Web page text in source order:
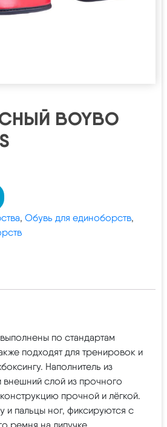
BOYBO
, Обувь для единоборств,
по стандартам
подходят для тренировок и
Наполнитель из
слой из прочного
прочной и лёгкой.
и пальцы ног, фиксируются с